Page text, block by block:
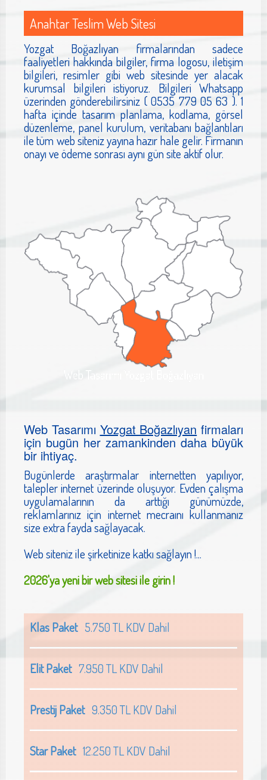
Anahtar Teslim Web Sitesi
Yozgat Boğazlıyan firmalarından sadece
faaliyetleri hakkında bilgiler, firma logosu, iletişim
bilgileri, resimler gibi web sitesinde yer alacak
kurumsal bilgileri istiyoruz. Bilgileri Whatsapp
üzerinden gönderebilirsiniz ( 0535 779 05 63 ). 1
hafta içinde tasarım planlama, kodlama, görsel
düzenleme, panel kurulum, veritabanı bağlantıları
ile tüm web siteniz yayına hazır hale gelir. Firmanın
onayı ve ödeme sonrası aynı gün site aktif olur.
Web Tasarımı Yozgat Boğazlıyan
Web TasarımıYozgat Boğazlıyanfirmaları
için bugün her zamankinden daha büyük
bir ihtiyaç.
Bugünlerde araştırmalar internetten yapılıyor,
talepler internet üzerinde oluşuyor. Evden çalışma
uygulamalarının da arttığı günümüzde,
reklamlarınız için internet mecraını kullanmanız
size extra fayda sağlayacak.
Web siteniz ile şirketinize katkı sağlayın !...
2026'ya yeni bir web sitesi ile girin !
Klas Paket5.750 TL KDV Dahil
Elit Paket7.950 TL KDV Dahil
Prestij Paket9.350 TL KDV Dahil
Star Paket12.250 TL KDV Dahil